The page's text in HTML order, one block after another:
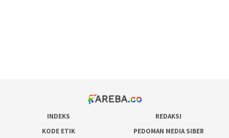
INDEKS
REDAKSI
KODE ETIK
PEDOMAN MEDIA SIBER